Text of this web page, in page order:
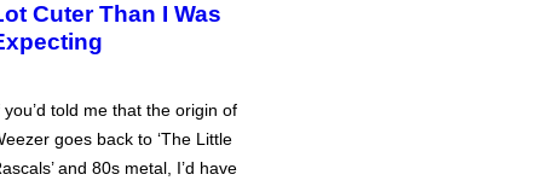
Cuter Than I Was
you’d told me that the origin of
goes back to ‘The Little
and 80s metal, I’d have